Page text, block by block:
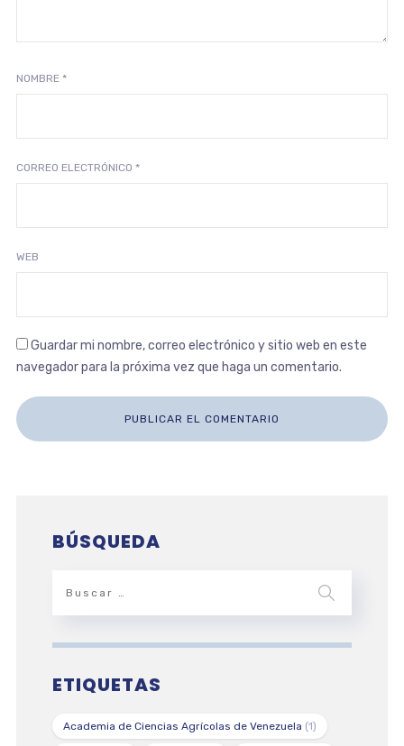
NOMBRE *
CORREO ELECTRÓNICO *
WEB
Guardar mi nombre, correo electrónico y sitio web en este
navegador para la próxima vez que haga un comentario.
BÚSQUEDA
ETIQUETAS
Academia de Ciencias Agrícolas de Venezuela (1)